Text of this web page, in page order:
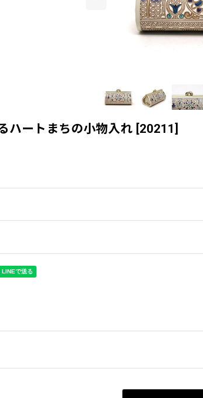
ハートまちの小物入れ 20211